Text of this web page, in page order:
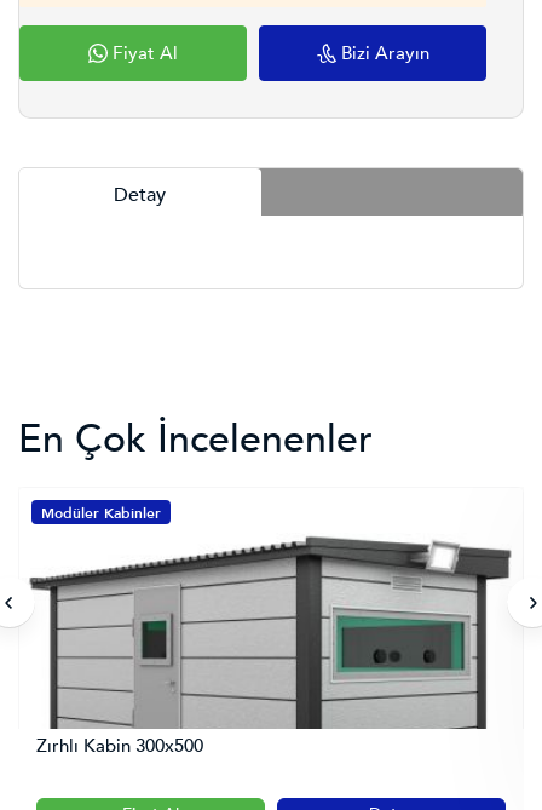
Fiyat Al Bizi Arayın
Detay
En Çok İncelenenler
Modüler Kabinler
Zırhlı Kabin 300x500